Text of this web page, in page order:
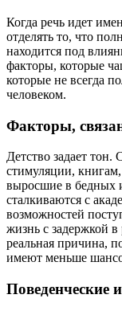
Когда речь идет
отделять то, что
находится под
факторы, которые
которые не всегда
человеком.
Факторы,
Детство задает тон.
стимуляции,
выросшие в бедных
сталкиваются с
возможностей
жизнь с задержкой
реальная причина,
имеют меньше
Поведенческие